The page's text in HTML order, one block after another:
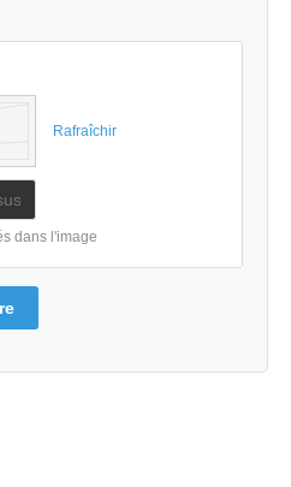
Rafraîchir
dans l'image